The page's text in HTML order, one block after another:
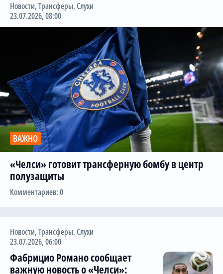
Новости,Трансферы,Слухи
23.07.2026, 08:00
ВАЖНО
«Челси» готовит трансферную бомбу в центр
полузащиты
Комментариев: 0
Новости,Трансферы,Слухи
23.07.2026, 06:00
Фабрицио Романо сообщает
важную новость о «Челси»: